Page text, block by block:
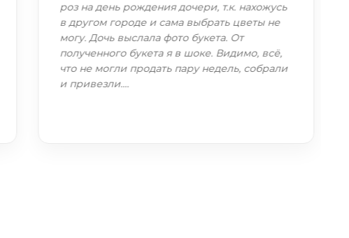
роз на день рождения дочери, т.к. нахожусь
в другом городе и сама выбрать цветы не
могу. Дочь выслала фото букета. От
полученного букета я в шоке. Видимо, всё,
что не могли продать пару недель, собрали
и привезли.…